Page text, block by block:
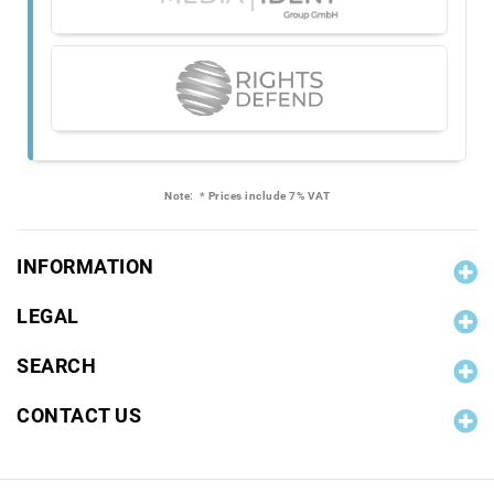
Note: * Prices include 7% VAT
INFORMATION
LEGAL
SEARCH
CONTACT US